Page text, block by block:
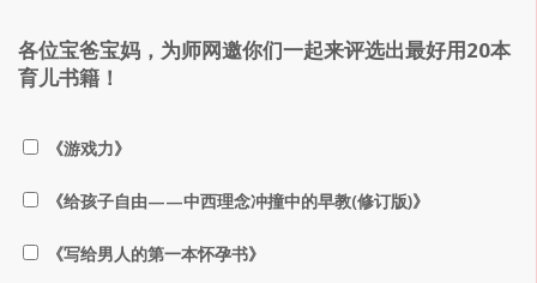
各位宝爸宝妈，为师网邀你们一起来评选出最好用20本
育儿书籍！
《游戏力》
《给孩子自由——中西理念冲撞中的早教(修订版)》
《写给男人的第一本怀孕书》